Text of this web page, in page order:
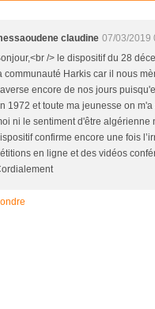
claudine 07/03/2019
/> le dispositif du 28
communauté Harkis car il nous
encore de nos jours
1972 et toute ma jeunesse on
ni le sentiment d'être algérienne
confirme encore une fois
en ligne et des vidéos